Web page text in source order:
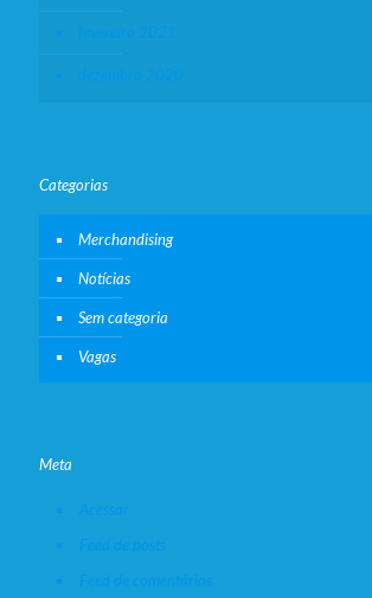
fevereiro 2021
dezembro 2020
Categorias
Merchandising
Notícias
Sem categoria
Vagas
Meta